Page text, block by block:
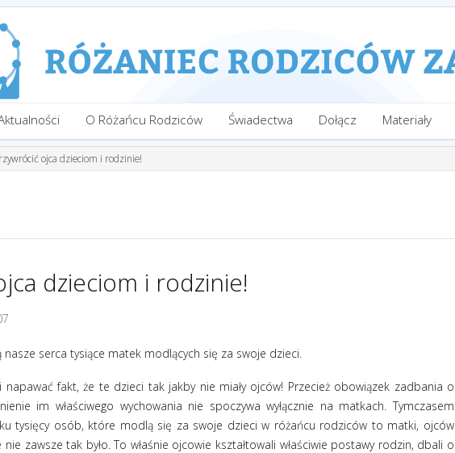
O Różańcu Rodziców Świadectwa Dołącz Materiały
ojca dzieciom i rodzinie!
dzieciom i rodzinie!
nasze serca tysiące matek modlących się za swoje dzieci.
fakt, że te dzieci tak jakby nie miały ojców! Przecież obowiązek zadbania o
im właściwego wychowania nie spoczywa wyłącznie na matkach. Tymczasem
tysięcy osób, które modlą się za swoje dzieci w różańcu rodziców to matki, ojców
zawsze tak było. To właśnie ojcowie kształtowali właściwie postawy rodzin, dbali o